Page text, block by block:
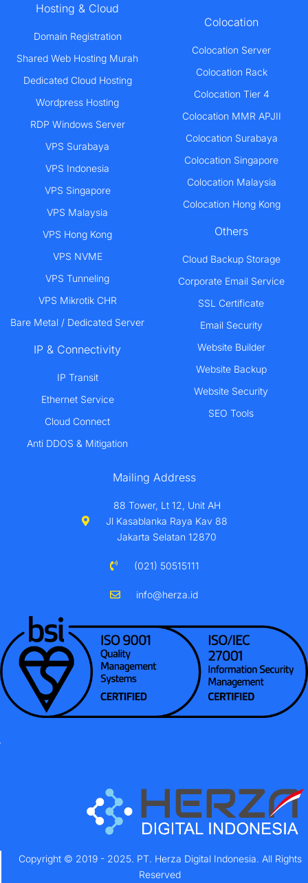
Hosting & Cloud
Domain Registration
Shared Web Hosting Murah
Dedicated Cloud Hosting
Wordpress Hosting
RDP Windows Server
VPS Surabaya
VPS Indonesia
VPS Singapore
VPS Malaysia
VPS Hong Kong
VPS NVME
VPS Tunneling
VPS Mikrotik CHR
Bare Metal / Dedicated Server
IP & Connectivity
IP Transit
Ethernet Service
Cloud Connect
Anti DDOS & Mitigation
Colocation
Colocation Server
Colocation Rack
Colocation Tier 4
Colocation MMR APJII
Colocation Surabaya
Colocation Singapore
Colocation Malaysia
Colocation Hong Kong
Others
Cloud Backup Storage
Corporate Email Service
SSL Certificate
Email Security
Website Builder
Website Backup
Website Security
SEO Tools
Mailing Address
88 Tower, Lt 12, Unit AH
Jl Kasablanka Raya Kav 88
Jakarta Selatan 12870
(021) 50515111
info@herza.id
Copyright © 2019 - 2025. PT. Herza Digital Indonesia. All Rights
Reserved